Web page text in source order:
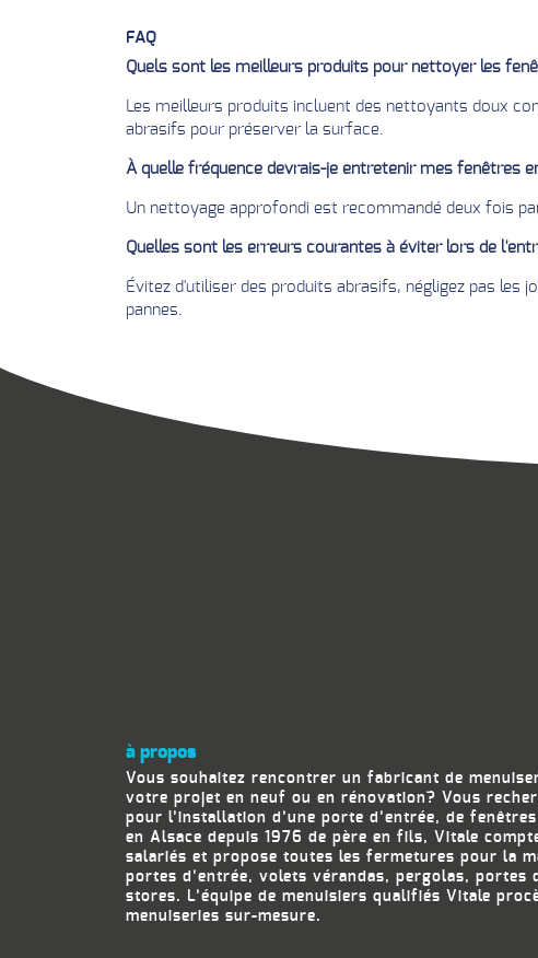
FAQ
Quels sont les meilleurs produits pour nettoyer les
Les meilleurs produits incluent des nettoyants doux
abrasifs pour préserver la surface.
À quelle fréquence devrais-je entretenir mes fenêtres
Un nettoyage approfondi est recommandé deux fois
Quelles sont les erreurs courantes à éviter lors de
Évitez d'utiliser des produits abrasifs, négligez pas les
pannes.
à propos
Vous souhaitez rencontrer un fabricant de
votre projet en neuf ou en rénovation? Vous
pour l’installation d’une porte d’entrée, de
en Alsace depuis 1976 de père en fils, Vitale
salariés et propose toutes les fermetures pour la
portes d’entrée, volets vérandas, pergolas, portes
stores. L’équipe de menuisiers qualifiés Vitale
menuiseries sur-mesure.